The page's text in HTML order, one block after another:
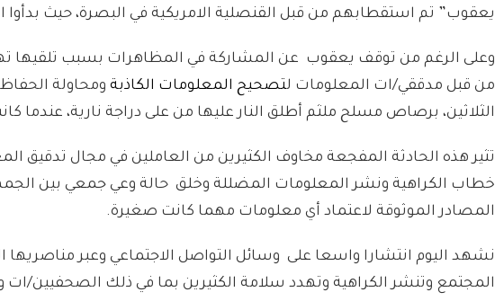
يعقوب” تم استقطابهم من قبل القنصلية الامريكية في البصرة، حيث
من قبل مدققي/ات المعلومات لتصحيح المعلومات الكاذبة ومحاولة الحفاظ
الثلاثين، برصاص مسلح ملثم أطلق النار عليها من على دراجة نارية، عندما
تثير هذه الحادثة المفجعة مخاوف الكثيرين من العاملين في مجال تدقيق
خطاب الكراهية ونشر المعلومات المضللة وخلق حالة وعي جمعي بين
المصادر الموثوقة لاعتماد أي معلومات مهما كانت صغيرة.
نشهد اليوم انتشارا واسعا على وسائل التواصل الاجتماعي وعبر مناصريها
المجتمع وتنشر الكراهية وتهدد سلامة الكثيرين بما في ذلك الصحفيين/